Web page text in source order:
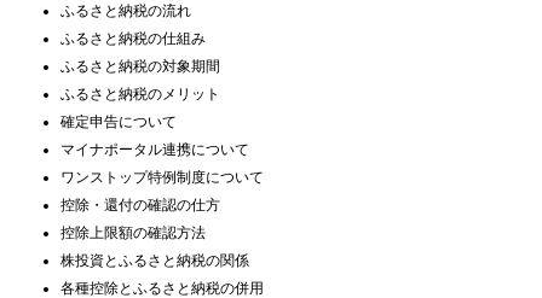
ふるさと納税の流れ
ふるさと納税の仕組み
ふるさと納税の対象期間
ふるさと納税のメリット
確定申告について
マイナポータル連携について
ワンストップ特例制度について
控除・還付の確認の仕方
控除上限額の確認方法
株投資とふるさと納税の関係
各種控除とふるさと納税の併用